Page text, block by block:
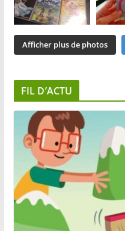
Afficher plus de photos
FIL D’ACTU